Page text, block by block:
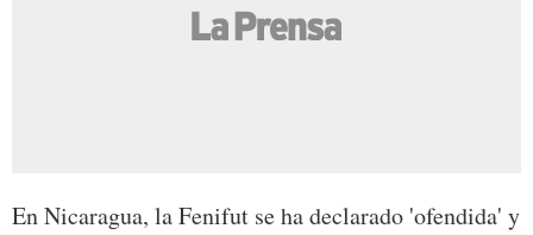
En Nicaragua, la Fenifut se ha declarado 'ofendida' y